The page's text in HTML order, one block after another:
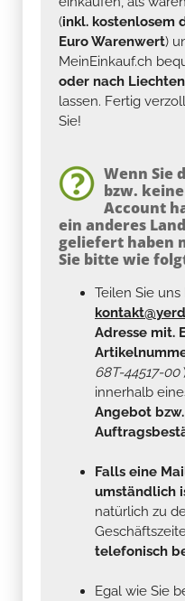
(inkl. kostenlosem
Euro Warenwert)
MeinEinkauf.ch
oder nach
lassen. Fertig
Sie!
Wenn Sie
bzw.
Account
ein anderes
geliefert haben
Sie bitte wie
Teilen Sie
Adresse mit.
68T-44517-00
innerhalb
Angebot
Falls eine
umständlich
natürlich zu
telefonisch
Egal wie Sie